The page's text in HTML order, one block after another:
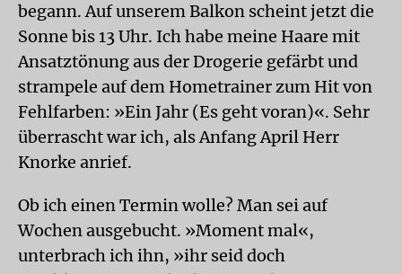
begann. Auf unserem Balkon scheint jetzt die
Sonne bis 13 Uhr. Ich habe meine Haare mit
Ansatztönung aus der Drogerie gefärbt und
strampele auf dem Hometrainer zum Hit von
Fehlfarben: »Ein Jahr (Es geht voran)«. Sehr
überrascht war ich, als Anfang April Herr
Knorke anrief.
Ob ich einen Termin wolle? Man sei auf
Wochen ausgebucht. »Moment mal«,
unterbrach ich ihn, »ihr seid doch